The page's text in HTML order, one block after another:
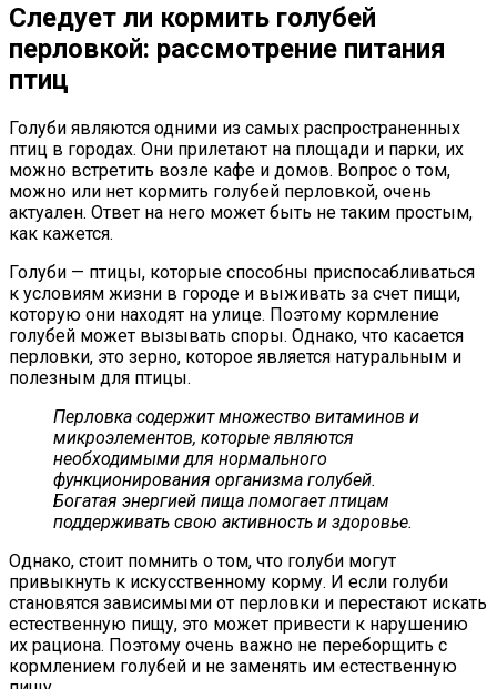
Следует ли кормить голубей
перловкой: рассмотрение питания
птиц
Голуби являются одними из самых распространенных
птиц в городах. Они прилетают на площади и парки, их
можно встретить возле кафе и домов. Вопрос о том,
можно или нет кормить голубей перловкой, очень
актуален. Ответ на него может быть не таким простым,
как кажется.
Голуби — птицы, которые способны приспосабливаться
к условиям жизни в городе и выживать за счет пищи,
которую они находят на улице. Поэтому кормление
голубей может вызывать споры. Однако, что касается
перловки, это зерно, которое является натуральным и
полезным для птицы.
Перловка содержит множество витаминов и
микроэлементов, которые являются
необходимыми для нормального
функционирования организма голубей.
Богатая энергией пища помогает птицам
поддерживать свою активность и здоровье.
Однако, стоит помнить о том, что голуби могут
привыкнуть к искусственному корму. И если голуби
становятся зависимыми от перловки и перестают искать
естественную пищу, это может привести к нарушению
их рациона. Поэтому очень важно не переборщить с
кормлением голубей и не заменять им естественную